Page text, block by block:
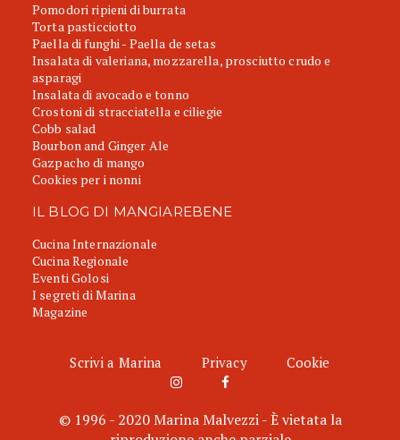
Pomodori ripieni di burrata
Torta pasticciotto
Paella di funghi - Paella de setas
Insalata di valeriana, mozzarella, prosciutto crudo e
asparagi
Insalata di avocado e tonno
Crostoni di stracciatella e ciliegie
Cobb salad
Bourbon and Ginger Ale
Gazpacho di mango
Cookies per i nonni
IL BLOG DI MANGIAREBENE
Cucina Internazionale
Cucina Regionale
Eventi Golosi
I segreti di Marina
Magazine
Scrivi a Marina Privacy Cookie
© 1996 - 2020 Marina Malvezzi - È vietata la